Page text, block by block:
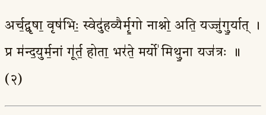
अर्च॒द्वृषा॒ वृष॑भिः॒ स्वेदु॑हव्यैर्मृ॒गो नाश्नो॒ अति॒ यज्जु॑गु॒र्यात् ।
प्र म॑न्द॒युर्म॒नां गू॑र्त॒ होता॒ भर॑ते॒ मर्यो॑ मिथु॒ना यज॑त्रः ॥
(२)